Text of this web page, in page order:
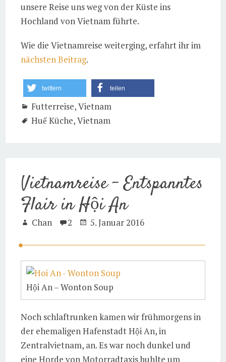
unsere Reise uns weg von der Küste ins
Hochland von Vietnam führte.
Wie die Vietnamreise weiterging, erfahrt ihr im
nächsten Beitrag.
twittern teilen
Futterreise,Vietnam
Huế Küche,Vietnam
Vietnamreise – Entspanntes
Flair in Hội An
Chan 2 5. Januar 2016
Hội An – Wonton Soup
Noch schlaftrunken kamen wir frühmorgens in
der ehemaligen Hafenstadt Hội An, in
Zentralvietnam, an. Es war noch dunkel und
eine Horde von Motorradtaxis buhlte um